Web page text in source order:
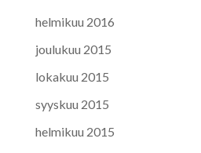
helmikuu 2016
joulukuu 2015
lokakuu 2015
syyskuu 2015
helmikuu 2015